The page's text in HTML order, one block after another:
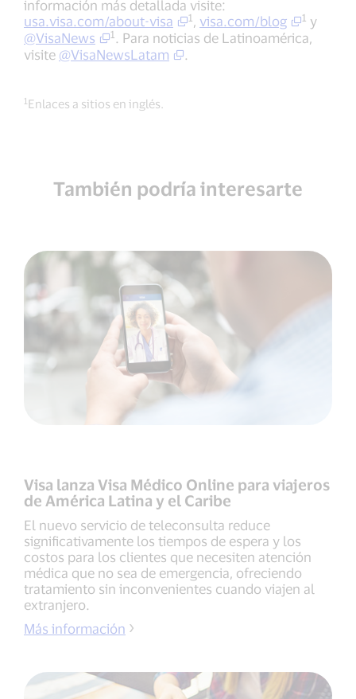
información más detallada visite:
usa.visa.com/about-visa
1 , visa.com/blog 1 y
@VisaNews
1 . Para noticias de Latinoamérica,
visite @VisaNewsLatam .
1 Enlaces a sitios en inglés.
También podría interesarte
Visa lanza Visa Médico Online para viajeros
de América Latina y el Caribe
El nuevo servicio de teleconsulta reduce
significativamente los tiempos de espera y los
costos para los clientes que necesiten atención
médica que no sea de emergencia, ofreciendo
tratamiento sin inconvenientes cuando viajen al
extranjero.
Más información